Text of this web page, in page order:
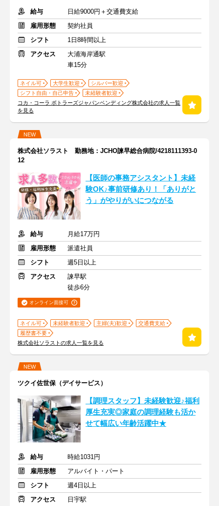
給与
日給9000円＋交通費支給
雇用形態
契約社員
シフト
1日8時間以上
アクセス
大浦海岸通駅
車15分
ネイル可 大学生歓迎
シルバー歓迎
シフト自由・自己申告
未経験者歓迎
コカ・コーラ ボトラーズジャパンベンディング株式会社の求人一覧
を見る
NEW
株式会社ソラスト 勤務地：JCHO諫早総合病院/4218111393-0
12
【医師の事務アシスタント】未経
験OK♪事前研修あり！「ありがと
う」がやりがいにつながる
給与
月給17万円
雇用形態
派遣社員
シフト
週5日以上
アクセス
諫早駅
徒歩6分
オンライン面接可
ネイル可 未経験者歓迎 主婦(夫)歓迎
交通費支給
履歴書不要
株式会社ソラストの求人一覧を見る
NEW
ツクイ佐世保（デイサービス）
【調理スタッフ】未経験歓迎♪福利
厚生充実◎家庭の調理経験も活か
せて幅広い年齢活躍中★
給与
時給1031円
雇用形態
アルバイト・パート
シフト
週4日以上
アクセス
日宇駅